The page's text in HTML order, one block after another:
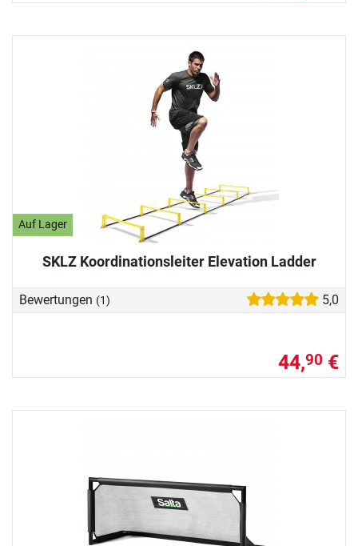
Auf Lager
SKLZ Koordinationsleiter Elevation Ladder
Bewertungen (1) 5,0
44,90 €